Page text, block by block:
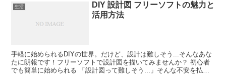
生活
DIY 設計図 フリーソフトの魅力と
活用方法
手軽に始められるDIYの世界。だけど、設計は難しそう...そんなあな
たに朗報です！フリーソフトで設計図を描いてみませんか？ 初心者
でも簡単に始められる 「設計図って難しそう...」そんな不安を払拭